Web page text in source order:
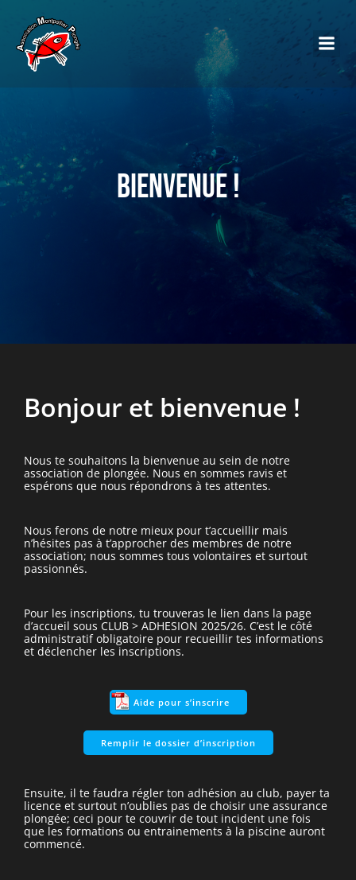
Bienvenue !
Bonjour et bienvenue !
Nous te souhaitons la bienvenue au sein de notre
association de plongée. Nous en sommes ravis et
espérons que nous répondrons à tes attentes.
Nous ferons de notre mieux pour t’accueillir mais
n’hésites pas à t’approcher des membres de notre
association; nous sommes tous volontaires et surtout
passionnés.
Pour les inscriptions, tu trouveras le lien dans la page
d’accueil sous CLUB > ADHESION 2025/26. C’est le côté
administratif obligatoire pour recueillir tes informations
et déclencher les inscriptions.
Aide pour s’inscrire
Remplir le dossier d’inscription
Ensuite, il te faudra régler ton adhésion au club, payer ta
licence et surtout n’oublies pas de choisir une assurance
plongée; ceci pour te couvrir de tout incident une fois
que les formations ou entrainements à la piscine auront
commencé.